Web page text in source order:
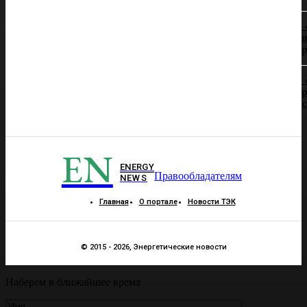
EN
ENERGY
NEWS
Правообладателям
Главная О портале Новости ТЭК
© 2015 - 2026, Энергетические новости
Наберем в ближайшее время